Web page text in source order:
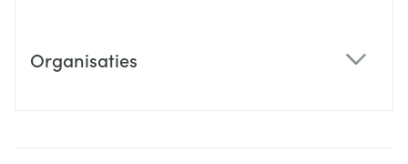
Organisaties